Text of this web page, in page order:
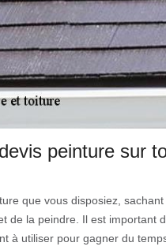
peinture sur
que vous disposiez,
de la peindre. Il est important
à utiliser pour gagner du